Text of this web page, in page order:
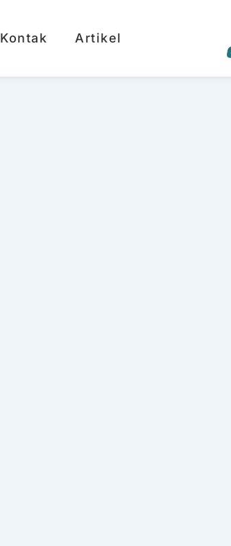
Kontak Artikel